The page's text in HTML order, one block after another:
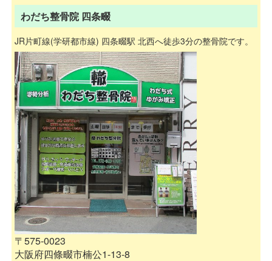
わだち整骨院 四条畷
JR片町線(学研都市線) 四条畷駅 北西へ徒歩3分の整骨院です。
〒575-0023
大阪府四條畷市楠公1-13-8